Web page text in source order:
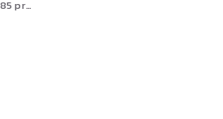
NAPOLEON TRAVELQ™ 285 prenosni plinski roštilj